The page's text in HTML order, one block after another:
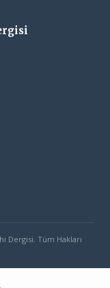
Dergisi. Tüm Hakları